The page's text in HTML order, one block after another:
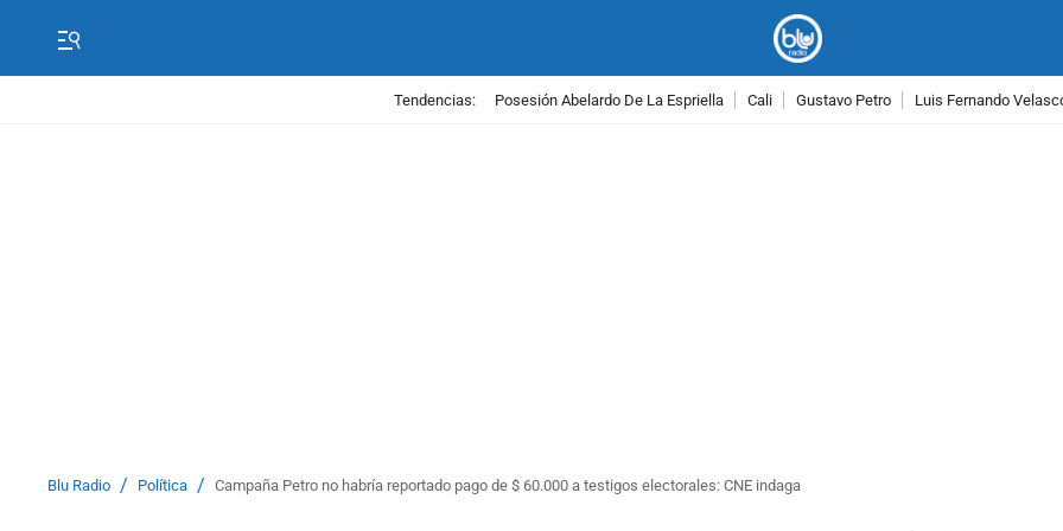
Tendencias: Posesión Abelardo De La Espriella Cali Gustavo Petro Luis Fernando
Blu Radio / Política / Campaña Petro no habría reportado pago de $ 60.000 a testigos electorales: CNE indaga